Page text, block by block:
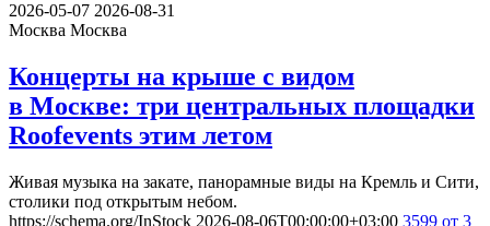
2026-05-07 2026-08-31
Москва Москва
Концерты на крыше с видом
в Москве: три центральных площадки
Roofevents этим летом
Живая музыка на закате, панорамные виды на Кремль и Сити,
столики под открытым небом.
https://schema.org/InStock 2026-08-06T00:00:00+03:00 3599 от 3